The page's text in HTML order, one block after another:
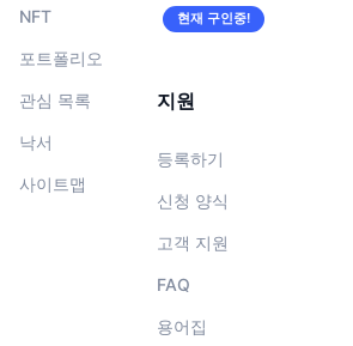
NFT
포트폴리오
관심 목록
낙서
사이트맵
현재 구인중!
지원
등록하기
신청 양식
고객 지원
FAQ
용어집